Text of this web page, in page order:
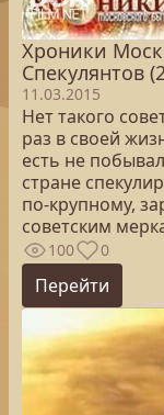
Хроники
Спекулянтов
11.03.2015
Нет такого
раз в своей
есть не
стране
по-крупному,
советским
100 0
Перейти